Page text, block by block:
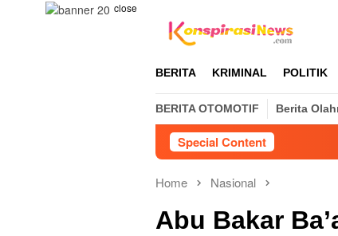
close
BERITA KRIMINAL POLITIK
BERITA OTOMOTIF Berita
Special Content
Home Nasional
Abu Bakar